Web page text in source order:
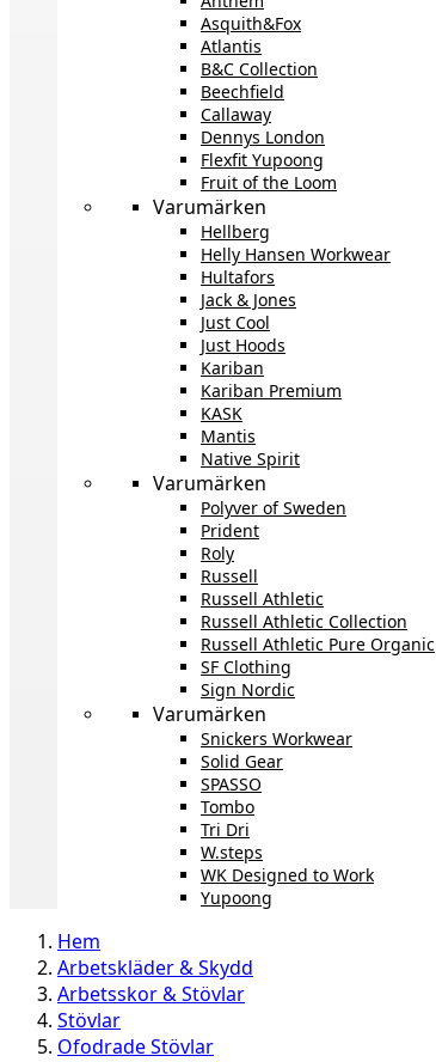
Asquith&Fox
Atlantis
B&C Collection
Beechfield
Callaway
Dennys London
Flexfit Yupoong
Fruit of the Loom
Varumärken
Hellberg
Helly Hansen Workwear
Hultafors
Jack & Jones
Just Cool
Just Hoods
Kariban
Kariban Premium
KASK
Mantis
Native Spirit
Varumärken
Polyver of Sweden
Prident
Roly
Russell
Russell Athletic
Russell Athletic Collection
Russell Athletic Pure Organic
SF Clothing
Sign Nordic
Varumärken
Snickers Workwear
Solid Gear
SPASSO
Tombo
Tri Dri
W.steps
WK Designed to Work
Yupoong
Hem
Arbetskläder & Skydd
Arbetsskor & Stövlar
Stövlar
Ofodrade Stövlar